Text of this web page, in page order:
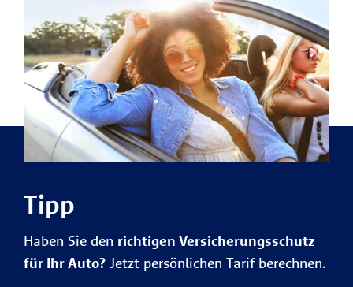
Tipp
Haben Sie den richtigen Versicherungsschutz
für Ihr Auto? Jetzt persönlichen Tarif berechnen.